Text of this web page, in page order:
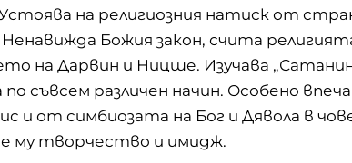
на религиозния натиск от
Божия закон, счита
на Дарвин и Ницше. Изучава
съвсем различен начин. Особено
и от симбиозата на Бог и Дявола в
му творчество и имидж.